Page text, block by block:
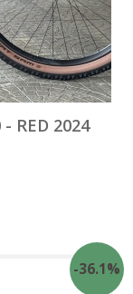
- RED 2024
-36.1%